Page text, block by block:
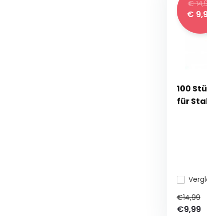
€
€
100
für
€14,99
€9,99